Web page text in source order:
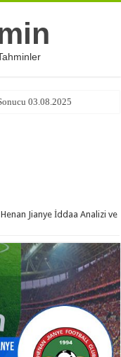
03.08.2025
Jianye İddaa Analizi ve